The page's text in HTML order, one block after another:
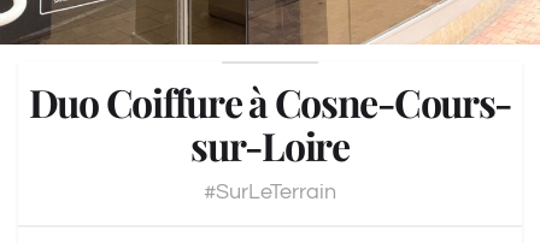
Duo Coiffure à Cosne-Cours-
sur-Loire
#SurLeTerrain